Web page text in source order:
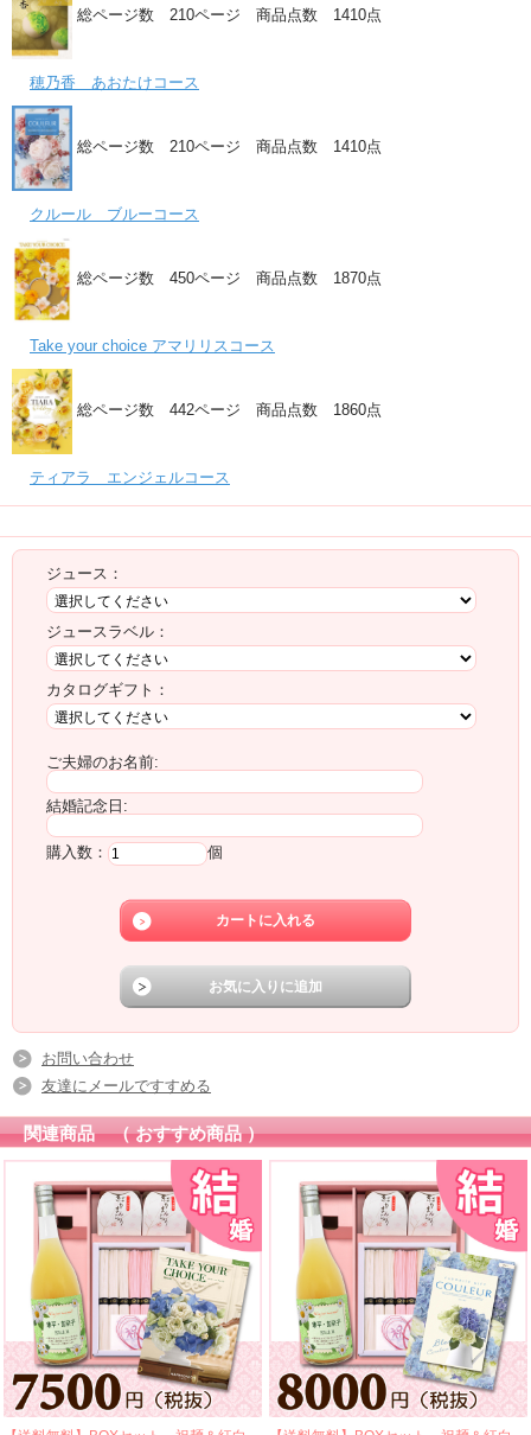
総ページ数 210ページ 商品点数 1410点
穂乃香 あおたけコース
総ページ数 210ページ 商品点数 1410点
クルール ブルーコース
総ページ数 450ページ 商品点数 1870点
Take your choice アマリリスコース
総ページ数 442ページ 商品点数 1860点
ティアラ エンジェルコース
ジュース：
ジュースラベル：
カタログギフト：
ご夫婦のお名前:
結婚記念日:
購入数： 個
お問い合わせ
友達にメールですすめる
関連商品 （ おすすめ商品 ）